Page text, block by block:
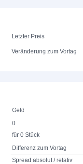
Letzter Preis
Veränderung zum Vortag
Geld
0
für 0 Stück
Differenz zum Vortag
Spread absolut / relativ